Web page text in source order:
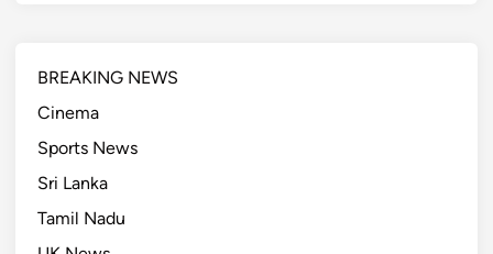
BREAKING NEWS
Cinema
Sports News
Sri Lanka
Tamil Nadu